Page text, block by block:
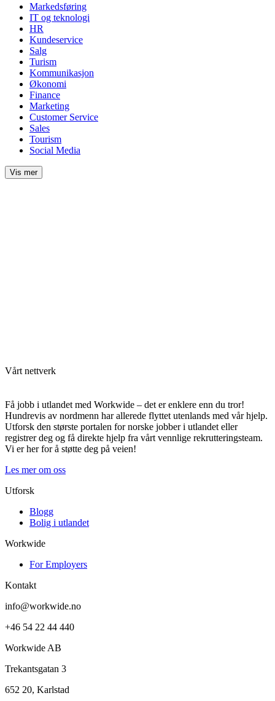
Markedsføring
IT og teknologi
HR
Kundeservice
Salg
Turism
Kommunikasjon
Økonomi
Finance
Marketing
Customer Service
Sales
Tourism
Social Media
Vis mer
Vårt nettverk
Få jobb i utlandet med Workwide – det er enklere enn du tror!
Hundrevis av nordmenn har allerede flyttet utenlands med vår hjelp.
Utforsk den største portalen for norske jobber i utlandet eller
registrer deg og få direkte hjelp fra vårt vennlige rekrutteringsteam.
Vi er her for å støtte deg på veien!
Les mer om oss
Utforsk
Blogg
Bolig i utlandet
Workwide
For Employers
Kontakt
info@workwide.no
+46 54 22 44 440
Workwide AB
Trekantsgatan 3
652 20, Karlstad